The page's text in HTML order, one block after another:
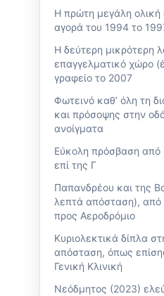
Η πρώτη μεγάλη
αγορά του 1994 το
Η δεύτερη μικρότερη
επαγγελματικό χώρο
γραφείο το 2007
Φωτεινό καθ’ όλη τη
και πρόσοψης στην
ανοίγματα
Εύκολη πρόσβαση από
επί της Γ
Παπανδρέου και της
λεπτά απόσταση), από
προς Αεροδρόμιο
Κυριολεκτικά δίπλα
απόσταση, όπως
Γενική Κλινική
Νεόδμητος (2023)